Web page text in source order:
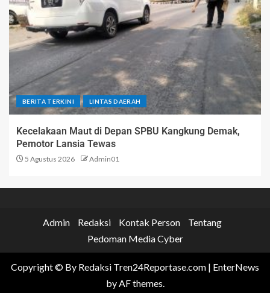
BERITA TERKINI LINTAS DAERAH
Kecelakaan Maut di Depan SPBU Kangkung Demak,
Pemotor Lansia Tewas
5 Agustus 2026 Admin01
Admin Redaksi Kontak Person
Tentang
Pedoman Media Cyber
Copyright © By Redaksi Tren24Reportase.com | EnterNews
by AF themes.